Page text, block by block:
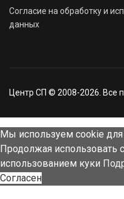
Согласие на обработку и
данных
Центр СП © 2008-2026. Все
Мы используем cookie для
Продолжая использовать
использованием куки
Согласен